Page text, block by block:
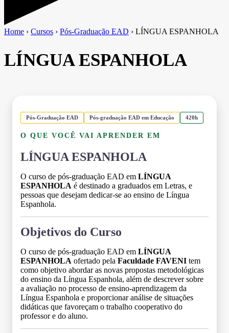
Home › Cursos › Pós-Graduação EAD › LÍNGUA ESPANHOLA
LÍNGUA ESPANHOLA
Pós-Graduação EAD Pós-graduação EAD em Educação 420h
O QUE VOCÊ VAI APRENDER EM
LÍNGUA ESPANHOLA
O curso de pós-graduação EAD em LÍNGUA
ESPANHOLA é destinado a graduados em Letras, e
pessoas que desejam dedicar-se ao ensino de Língua
Espanhola.
Objetivos do Curso
O curso de pós-graduação EAD em LÍNGUA
ESPANHOLA ofertado pela Faculdade FAVENI tem
como objetivo abordar as novas propostas metodológicas
do ensino da Língua Espanhola, além de descrever sobre
a avaliação no processo de ensino-aprendizagem da
Língua Espanhola e proporcionar análise de situações
didáticas que favoreçam o trabalho cooperativo do
professor e do aluno.